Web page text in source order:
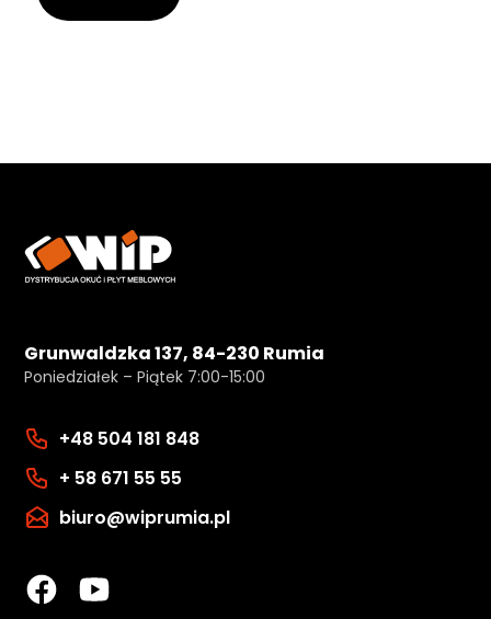
Grunwaldzka 137, 84-230 Rumia
Poniedziałek – Piątek 7:00-15:00
+48 504 181 848
+ 58 671 55 55
biuro@wiprumia.pl